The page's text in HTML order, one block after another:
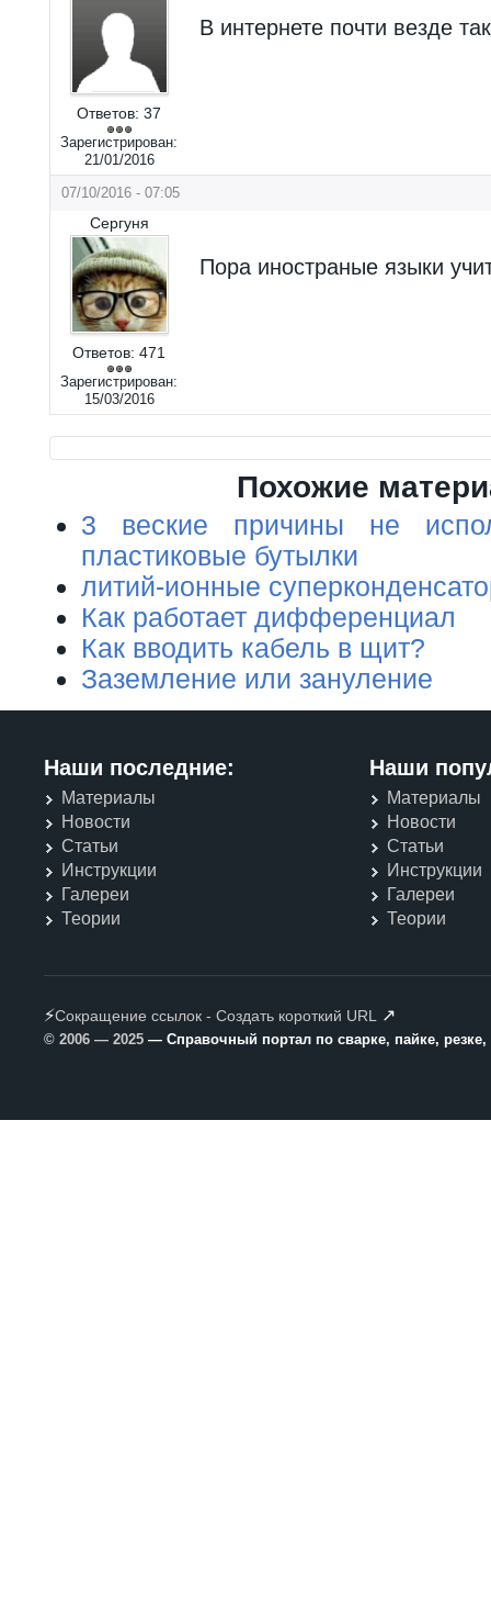
Ответов: 37
Зарегистрирован:
21/01/2016
В интернете почти везде
07/10/2016 - 07:05
Сергуня
Ответов: 471
Зарегистрирован:
15/03/2016
Пора иностраные языки
Похожие
3 веские причины не
пластиковые бутылки
литий-ионные
Как работает дифференциал
Как вводить кабель в щит?
Заземление или зануление
Наши последние:
Материалы
Новости
Статьи
Инструкции
Галереи
Теории
Наши
Материалы
Новости
Статьи
Инструкции
Галереи
Теории
⚡Сокращение ссылок - Создать короткий URL ↗
© 2006 — 2025 — Справочный портал по сварке, пайке,